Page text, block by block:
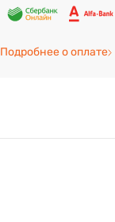
Подробнее о оплате